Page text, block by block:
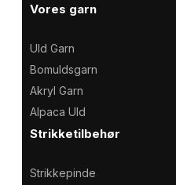
Vores garn
Uld Garn
Bomuldsgarn
Akryl Garn
Alpaca Uld
Strikketilbehør
Strikkepinde